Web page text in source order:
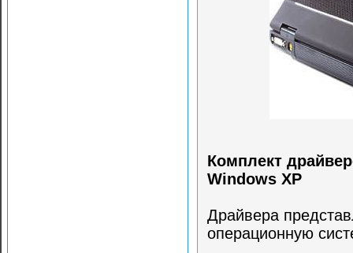
Комплект
Windows XP
Драйвера
операционную